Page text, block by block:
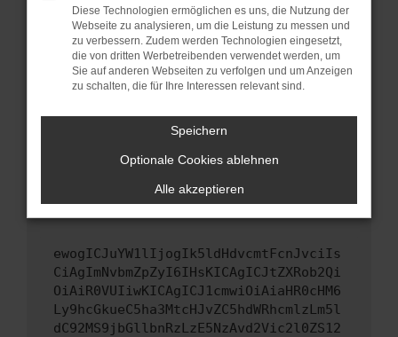
sind.
Veraltete Software birgt nicht nur ein
Sicherheitsrisiko, sondern kann auch dazu
führen, dass bestimmte Funktionen nicht mehr
unterstützt werden.
Wende dich an den Webseitenbetreiber.
Wenn du alle oben genannten Schritte versucht
hast, kontaktiere uns bitte. Wir werden
versuchen, das Problem zu beheben. Du kannst
uns diesen Text schicken, um uns bei der
ewogICJuYW1lIjogIk5ldHdvcmtFcnJvciIs
CiAgImNvbmZpZyI6IHsKICAgICJtZXRob2Qi
OiAiR0VUIiwKICAgICJ1cmwiOiAiaHR0cHM6
Ly9hcGkueC5ha3MtcHJvZC5hdWRhcmlzLm5l
dC92MS9jbGllbnRzLzE5NzAvd2Vic2l0ZS12
Diese Technologien ermöglichen es uns, die Nutzung der
Webseite zu analysieren, um die Leistung zu messen und
zu verbessern. Zudem werden Technologien eingesetzt,
die von dritten Werbetreibenden verwendet werden, um
Sie auf anderen Webseiten zu verfolgen und um Anzeigen
zu schalten, die für Ihre Interessen relevant sind.
Speichern
Optionale Cookies ablehnen
Alle akzeptieren